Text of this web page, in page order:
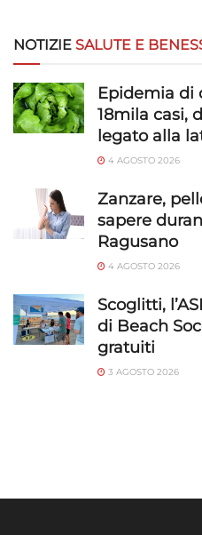
NOTIZIE SALUTE E
Epidemia di
18mila casi,
legato alla
4 AGOSTO 2026
Zanzare,
sapere
Ragusano
4 AGOSTO 2026
Scoglitti,
di Beach
gratuiti
3 AGOSTO 2026